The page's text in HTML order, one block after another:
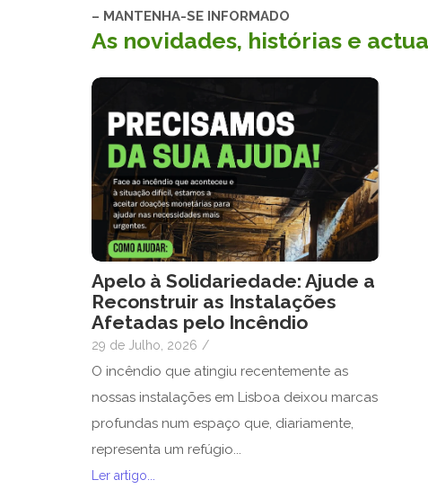
– MANTENHA-SE INFORMADO
As novidades, histórias e
Apelo à Solidariedade: Ajude a
Reconstruir as Instalações
Afetadas pelo Incêndio
29 de Julho, 2026 /
O incêndio que atingiu recentemente as
nossas instalações em Lisboa deixou marcas
profundas num espaço que, diariamente,
representa um refúgio...
Ler artigo...